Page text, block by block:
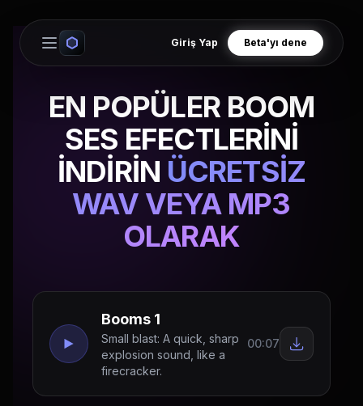
Open main menu
Giriş Yap Beta'yı dene
EN POPÜLER BOOM
SES EFECTLERİNİ
İNDİRİN ÜCRETSİZ
WAV VEYA MP3
OLARAK
Booms 1
Small blast: A quick, sharp
explosion sound, like a
firecracker.
00:07